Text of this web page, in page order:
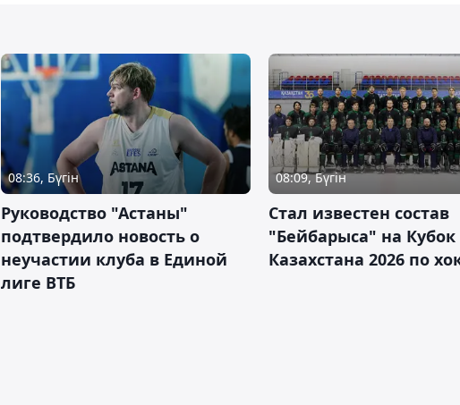
08:36, Бүгін
Руководство "Астаны"
подтвердило новость о
неучастии клуба в Единой
лиге ВТБ
08:09, Бүгін
Стал известен состав
"Бейбарыса" на Кубок
Казахстана 2026 по